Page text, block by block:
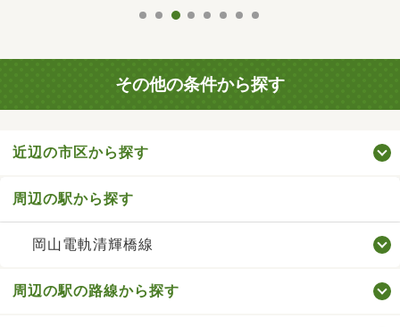
その他の条件から探す
近辺の市区から探す
周辺の駅から探す
岡山電軌清輝橋線
周辺の駅の路線から探す